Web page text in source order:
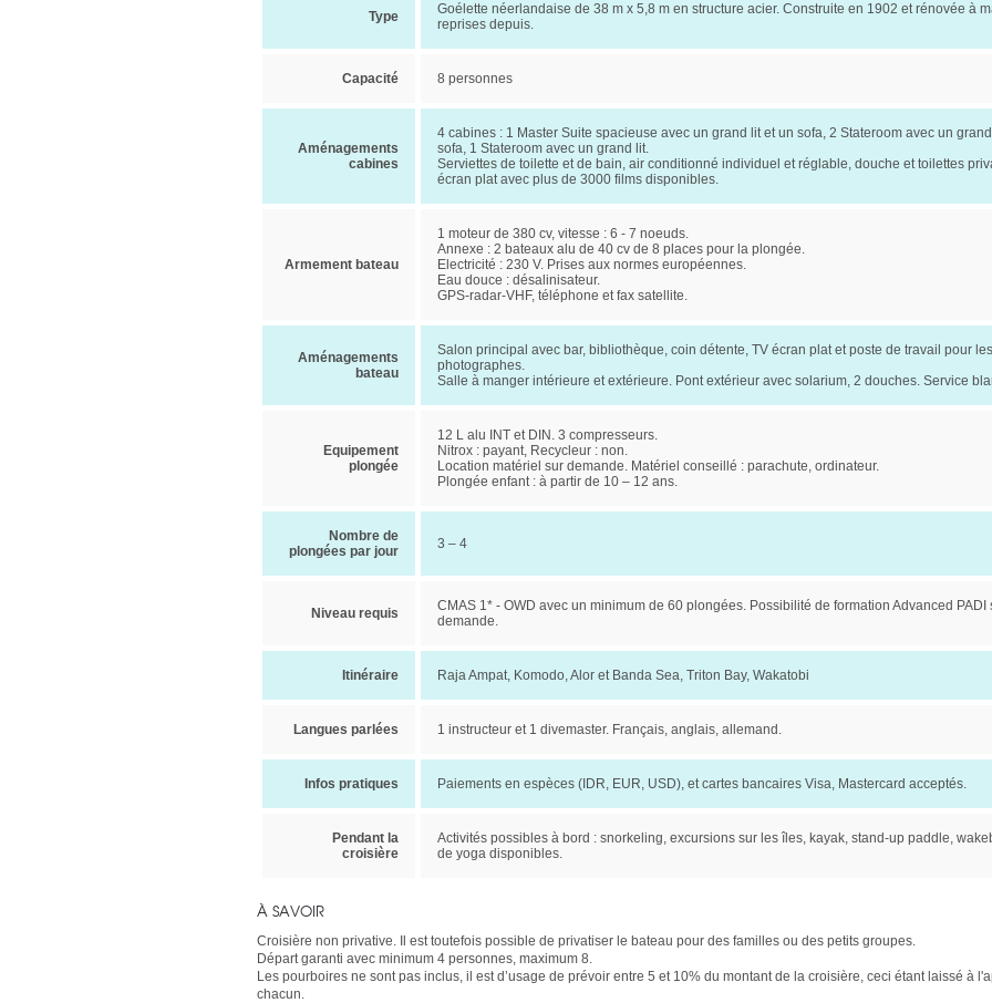
Type
Goélette néerlandaise de 38 m x 5,8 m en structure acier. Construite en 1902 et rénovée à
reprises depuis.
Capacité 8 personnes
Aménagements
cabines
4 cabines : 1 Master Suite spacieuse avec un grand lit et un sofa, 2 Stateroom avec un
sofa, 1 Stateroom avec un grand lit.
Serviettes de toilette et de bain, air conditionné individuel et réglable, douche et toilettes
écran plat avec plus de 3000 films disponibles.
Armement bateau
1 moteur de 380 cv, vitesse : 6 - 7 noeuds.
Annexe : 2 bateaux alu de 40 cv de 8 places pour la plongée.
Electricité : 230 V. Prises aux normes européennes.
Eau douce : désalinisateur.
GPS-radar-VHF, téléphone et fax satellite.
Aménagements
bateau
Salon principal avec bar, bibliothèque, coin détente, TV écran plat et poste de travail pour les
photographes.
Salle à manger intérieure et extérieure. Pont extérieur avec solarium, 2 douches. Service
Equipement
plongée
12 L alu INT et DIN. 3 compresseurs.
Nitrox : payant, Recycleur : non.
Location matériel sur demande. Matériel conseillé : parachute, ordinateur.
Plongée enfant : à partir de 10 – 12 ans.
Nombre de
plongées par jour
3 – 4
Niveau requis
CMAS 1* - OWD avec un minimum de 60 plongées. Possibilité de formation Advanced PADI
demande.
Itinéraire Raja Ampat, Komodo, Alor et Banda Sea, Triton Bay, Wakatobi
Langues parlées 1 instructeur et 1 divemaster. Français, anglais, allemand.
Infos pratiques Paiements en espèces (IDR, EUR, USD), et cartes bancaires Visa, Mastercard acceptés.
Pendant la
croisière
Activités possibles à bord : snorkeling, excursions sur les îles, kayak, stand-up paddle,
de yoga disponibles.
À SAVOIR
Croisière non privative. Il est toutefois possible de privatiser le bateau pour des familles ou des petits groupes.
Départ garanti avec minimum 4 personnes, maximum 8.
Les pourboires ne sont pas inclus, il est d’usage de prévoir entre 5 et 10% du montant de la croisière, ceci étant laissé à
chacun.